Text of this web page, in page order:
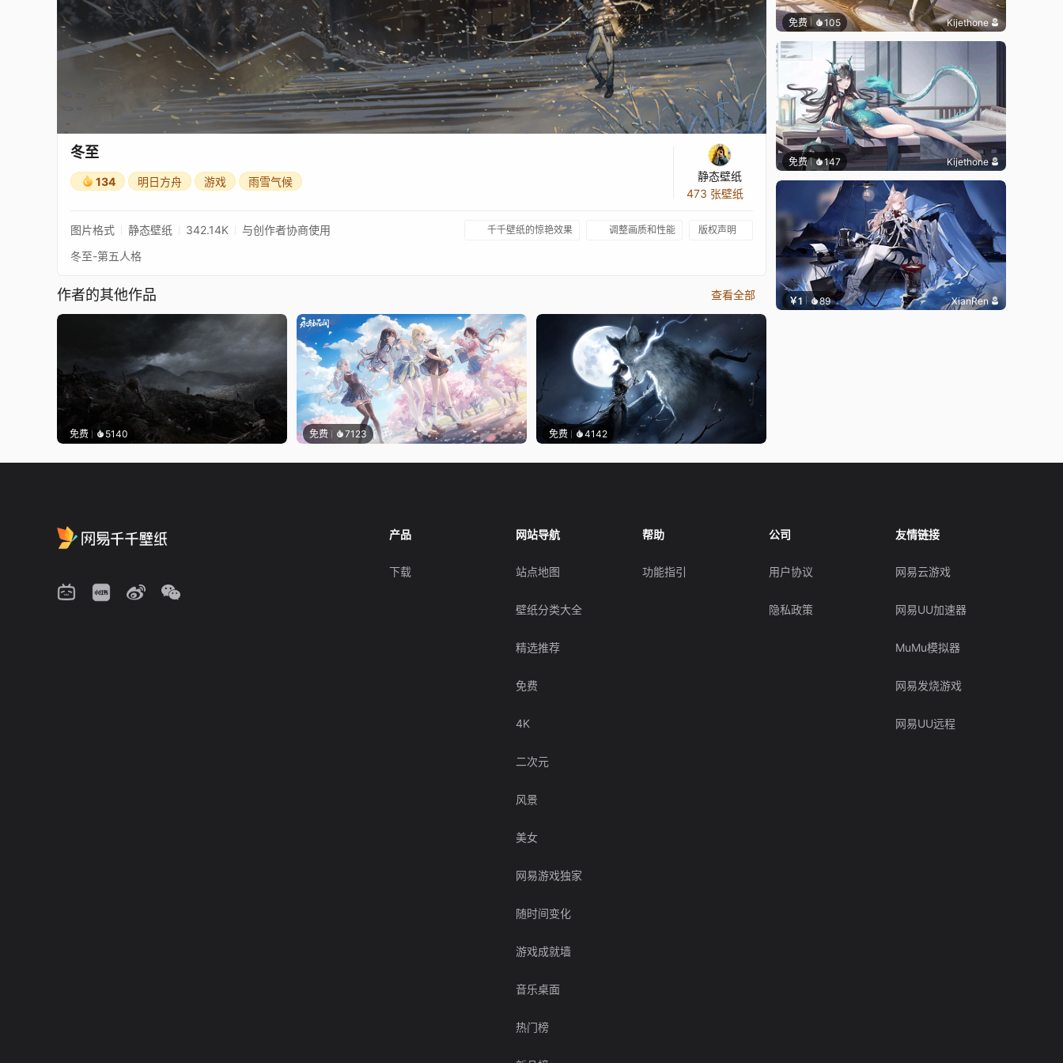
冬至
134 明日方舟 游戏 雨雪气候
静态壁纸
473 张壁纸
图片格式 静态壁纸 342.14K 与创作者协商使用 千千壁纸的惊艳效果 调整画质和性能 版权声明
冬至-第五人格
作者的其他作品 查看全部
免费 5140 免费 7123 免费 4142
免费 105 Kijethone
免费 147 Kijethone
￥1 89 XianRen
产品
下载
网站导航
站点地图
壁纸分类大全
精选推荐
免费
4K
二次元
风景
美女
网易游戏独家
随时间变化
游戏成就墙
音乐桌面
热门榜
帮助
功能指引
公司
用户协议
隐私政策
友情链接
网易云游戏
网易UU加速器
MuMu模拟器
网易发烧游戏
网易UU远程